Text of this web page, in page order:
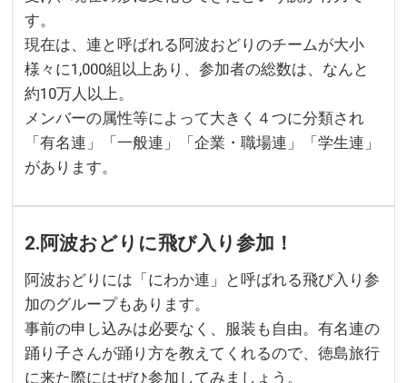
す。
現在は、連と呼ばれる阿波おどりのチームが大小
様々に1,000組以上あり、参加者の総数は、なんと
約10万人以上。
メンバーの属性等によって大きく４つに分類され
「有名連」「一般連」「企業・職場連」「学生連」
があります。
2.阿波おどりに飛び入り参加！
阿波おどりには「にわか連」と呼ばれる飛び入り参
加のグループもあります。
事前の申し込みは必要なく、服装も自由。有名連の
踊り子さんが踊り方を教えてくれるので、徳島旅行
に来た際にはぜひ参加してみましょう。